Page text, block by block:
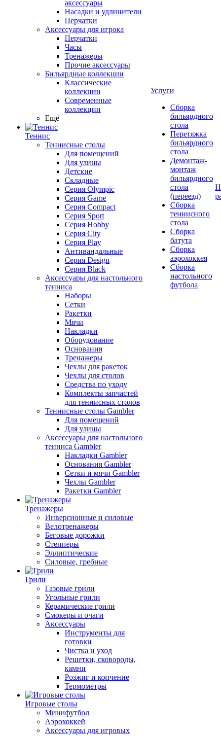
аксессуары
Насадки и удлинители
Перчатки
Аксессуары для игрока
Перчатки
Часы
Тренажеры
Прочие аксессуары
Бильярдные коллекции
Классические
коллекции
Современные
коллекции
Ещё
Теннис
Теннисные столы
Для помещений
Для улицы
Детские
Складные
Серия Olympic
Серия Game
Серия Compact
Серия Sport
Серия Hobby
Серия City
Серия Play
Антивандальные
Серия Design
Серия Black
Аксессуары для настольного
тенниса
Наборы
Сетки
Ракетки
Мячи
Накладки
Оборудование
Основания
Тренажеры
Чехлы для ракеток
Чехлы для столов
Средства по уходу
Комплекты запчастей
для теннисных столов
Теннисные столы Gambler
Для помещений
Для улицы
Аксессуары для настольного
тенниса Gambler
Накладки Gambler
Основания Gambler
Сетки и мячи Gambler
Чехлы Gambler
Ракетки Gambler
Тренажеры
Инверсионные и силовые
Велотренажеры
Беговые дорожки
Степперы
Эллиптические
Силовые, гребные
Грили
Газовые грили
Угольные грили
Керамические грили
Смокеры и очаги
Аксессуары
Инструменты для
готовки
Чистка и уход
Решетки, сковороды,
камни
Розжиг и копчение
Термометры
Игровые столы
Минифутбол
Аэрохоккей
Аксессуары для игровых
Услуги
Сборка
бильярдного
стола
Перетяжка
бильярдного
стола
Демонтаж-
монтаж
бильярдного
стола
(переезд)
Сборка
теннисного
стола
Сборка
батута
Сборка
аэрохоккея
Сборка
настольного
футбола